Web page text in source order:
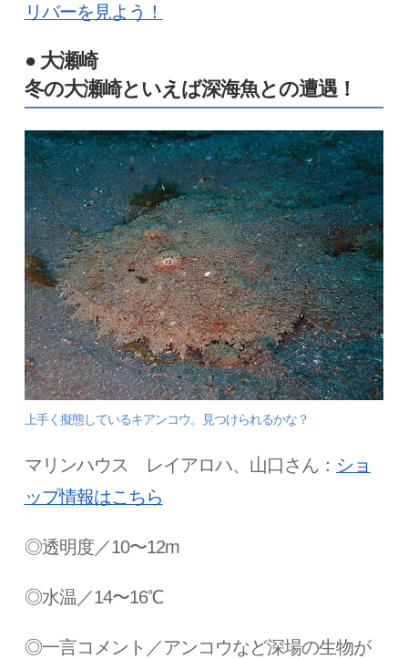
リバーを見よう！
● 大瀬崎
冬の大瀬崎といえば深海魚との遭遇！
上手く擬態しているキアンコウ。見つけられるかな？
マリンハウス レイアロハ、山口さん： ショ
ップ情報はこちら
◎透明度／10〜12m
◎水温／14〜16℃
◎一言コメント／アンコウなど深場の生物が